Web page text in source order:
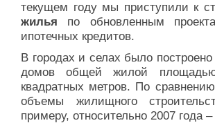
текущем году мы приступили к
жилья по обновленным
ипотечных кредитов.
В городах и селах было
домов общей жилой
квадратных метров. По
объемы жилищного
примеру, относительно 2007 года